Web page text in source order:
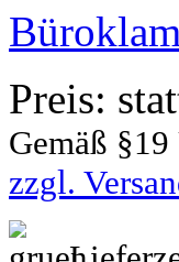
Preis:
Gemäß
zzgl.